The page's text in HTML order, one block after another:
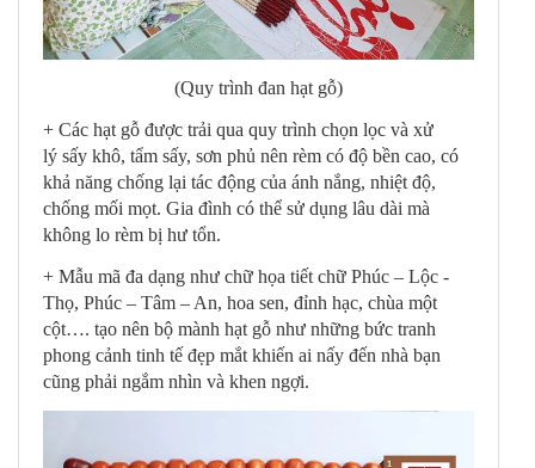
(Quy trình đan hạt gỗ)
+ Các hạt gỗ được trải qua quy trình chọn lọc và xử
lý sấy khô, tẩm sấy, sơn phủ nên rèm có độ bền cao, có
khả năng chống lại tác động của ánh nắng, nhiệt độ,
chống mối mọt. Gia đình có thể sử dụng lâu dài mà
không lo rèm bị hư tổn.
+ Mẫu mã đa dạng như chữ họa tiết chữ Phúc – Lộc -
Thọ, Phúc – Tâm – An, hoa sen, đỉnh hạc, chùa một
cột…. tạo nên bộ mành hạt gỗ như những bức tranh
phong cảnh tinh tế đẹp mắt khiến ai nấy đến nhà bạn
cũng phải ngắm nhìn và khen ngợi.